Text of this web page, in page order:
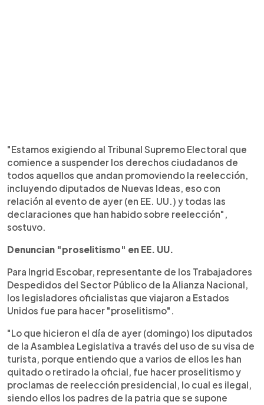
"Estamos exigiendo al Tribunal Supremo Electoral que
comience a suspender los derechos ciudadanos de
todos aquellos que andan promoviendo la reelección,
incluyendo diputados de Nuevas Ideas, eso con
relación al evento de ayer (en EE. UU.) y todas las
declaraciones que han habido sobre reelección",
sostuvo.
Denuncian "proselitismo" en EE. UU.
Para Ingrid Escobar, representante de los Trabajadores
Despedidos del Sector Público de la Alianza Nacional,
los legisladores oficialistas que viajaron a Estados
Unidos fue para hacer "proselitismo".
"Lo que hicieron el día de ayer (domingo) los diputados
de la Asamblea Legislativa a través del uso de su visa de
turista, porque entiendo que a varios de ellos les han
quitado o retirado la oficial, fue hacer proselitismo y
proclamas de reelección presidencial, lo cual es ilegal,
siendo ellos los padres de la patria que se supone